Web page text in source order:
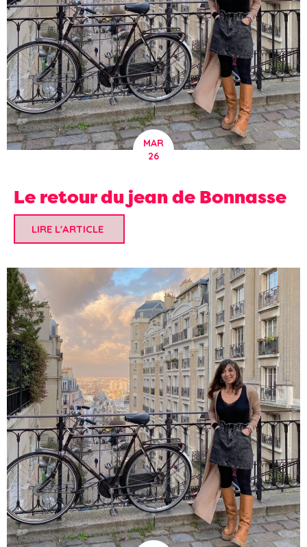
MAR
26
Le retour du jean de Bonnasse
LIRE L'ARTICLE